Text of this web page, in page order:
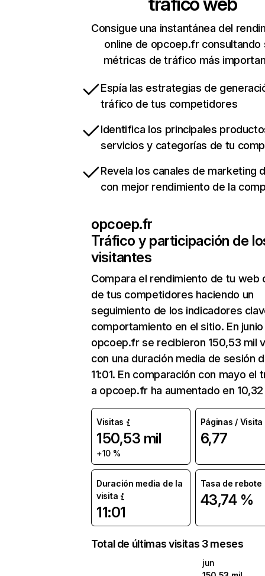
Consigue una instantánea del
online de opcoep.fr consultando
métricas de tráfico más
Espía las estrategias de
tráfico de tus competidores
Identifica los principales
servicios y categorías de tu
Revela los canales de marketing
con mejor rendimiento de la
opcoep.fr
Tráfico y participación de
visitantes
Compara el rendimiento de tu web
de tus competidores haciendo un
seguimiento de los indicadores
comportamiento en el sitio. En junio
opcoep.fr se recibieron 150,53 mil
con una duración media de sesión
11:01. En comparación con mayo el
a opcoep.fr ha aumentado en
Visitas
150,53 mil
+10 %
Páginas / Visita
6,77
Duración media de la
visita
11:01
Tasa de rebote
43,74 %
Total de últimas visitas 3 meses
jun